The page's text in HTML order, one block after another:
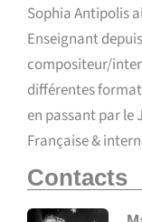
Sophia Antipolis
Enseignant
compositeur/
différentes
en passant par le
Française &
Contacts